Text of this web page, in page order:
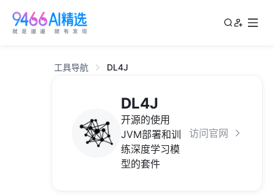
工具导航 DL4J
DL4J
开源的使用
JVM部署和训
练深度学习模
型的套件
访问官网